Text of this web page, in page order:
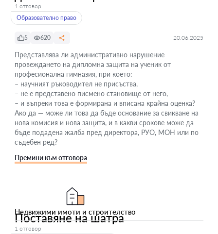
1 отговор
Образователно право
5 620 20.06.2025
Представлява ли административно нарушение
провеждането на дипломна защита на ученик от
професионална гимназия, при което:
– научният ръководител не присъства,
– не е представено писмено становище от него,
– и въпреки това е формирана и вписана крайна оценка?
Ако да — може ли това да бъде основание за свикване на
нова комисия и нова защита, и в какви срокове може да
бъде подадена жалба пред директора, РУО, МОН или по
съдебен ред?
Премини към отговора
Недвижими имоти и строителство
Поставяне на шатра
1 отговор